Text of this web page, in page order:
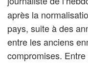
après la
pays, suite à des
entre les anciens
compromises.